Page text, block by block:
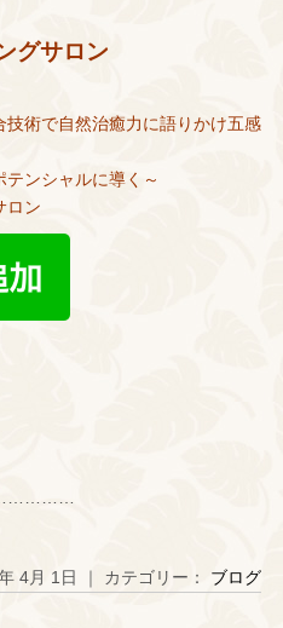
グサロン
術で自然治癒力に語りかけ五感
テンシャルに導く～
ロン
4月 1日 ｜ カテゴリー： ブログ